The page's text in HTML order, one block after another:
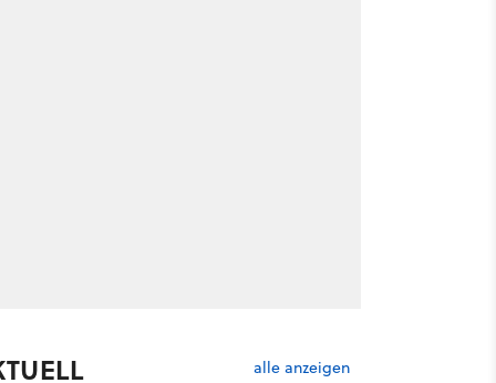
alle anzeigen